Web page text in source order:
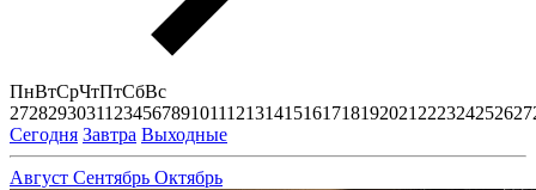
ПнВтСрЧтПтСбВс
27282930311 23456789101112131415161718192021 222324252627
Сегодня Завтра Выходные
Август Сентябрь Октябрь